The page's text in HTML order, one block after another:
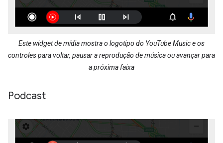
Este widget de mídia mostra o logotipo do YouTube Music e os
controles para voltar, pausar a reprodução de música ou avançar para
a próxima faixa
Podcast